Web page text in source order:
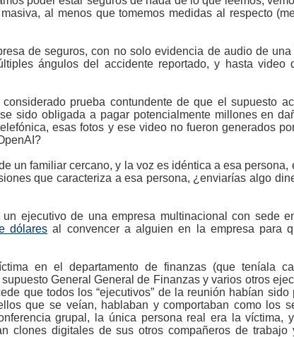
al menos que tomemos medidas al respecto
de seguros, con no solo evidencia de audio de
ángulos del accidente reportado, y hasta video
prueba contundente de que el supuesto
sido obligada a pagar potencialmente millones en
esas fotos y ese video no fueron generados
un familiar cercano, y la voz es idéntica a esa persona,
que caracteriza a esa persona, ¿enviarías algo
ejecutivo de una empresa multinacional con sede
dólaresal convencer a alguien en la empresa para
en el departamento de finanzas (que teníala
General General de Finanzas y varios otros
que todos los “ejecutivos” de la reunión habían sido
que se veían, hablaban y comportaban como los
grupal, la única persona real era la víctima, y
clones digitales de sus otros compañeros de trabajo